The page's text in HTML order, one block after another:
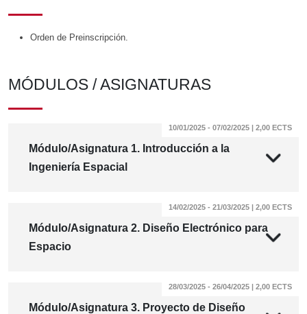
Orden de Preinscripción.
MÓDULOS / ASIGNATURAS
Módulo/Asignatura 1. Introducción a la
Ingeniería Espacial
10/01/2025 - 07/02/2025 | 2,00 ECTS
Módulo/Asignatura 2. Diseño Electrónico para
Espacio
14/02/2025 - 21/03/2025 | 2,00 ECTS
Módulo/Asignatura 3. Proyecto de Diseño
28/03/2025 - 26/04/2025 | 2,00 ECTS